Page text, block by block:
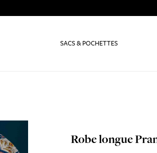
SACS & POCHETTES
Robe longue